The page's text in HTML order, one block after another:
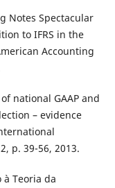
Notes Spectacular
to IFRS in the
Accounting
of national GAAP and
– evidence
p. 39-56, 2013.
à Teoria da